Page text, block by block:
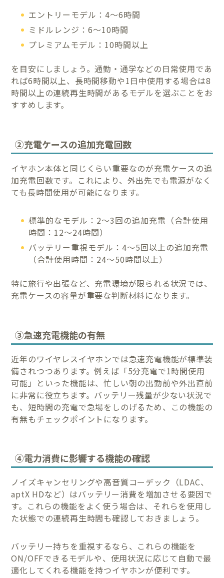
エントリーモデル：4〜6時間
ミドルレンジ：6〜10時間
プレミアムモデル：10時間以上
を目安にしましょう。通勤・通学などの日常使用であ
れば6時間以上、長時間移動や1日中使用する場合は8
時間以上の連続再生時間があるモデルを選ぶことをお
すすめします。
②充電ケースの追加充電回数
イヤホン本体と同じくらい重要なのが充電ケースの追
加充電回数です。これにより、外出先でも電源がなく
ても長時間使用が可能になります。
標準的なモデル：2〜3回の追加充電（合計使用
時間：12〜24時間）
バッテリー重視モデル：4〜5回以上の追加充電
（合計使用時間：24〜50時間以上）
特に旅行や出張など、充電環境が限られる状況では、
充電ケースの容量が重要な判断材料になります。
③急速充電機能の有無
近年のワイヤレスイヤホンでは急速充電機能が標準装
備されつつあります。例えば「5分充電で1時間使用
可能」といった機能は、忙しい朝の出勤前や外出直前
に非常に役立ちます。バッテリー残量が少ない状況で
も、短時間の充電で急場をしのげるため、この機能の
有無もチェックポイントになります。
④電力消費に影響する機能の確認
ノイズキャンセリングや高音質コーデック（LDAC、
aptX HDなど）はバッテリー消費を増加させる要因で
す。これらの機能をよく使う場合は、それらを使用し
た状態での連続再生時間も確認しておきましょう。
バッテリー持ちを重視するなら、これらの機能を
ON/OFFできるモデルや、使用状況に応じて自動で最
適化してくれる機能を持つイヤホンが便利です。